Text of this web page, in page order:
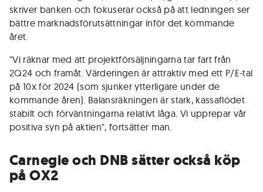
skriver banken och fokuserar också på att ledningen ser
bättre marknadsförutsättningar inför det kommande
året.
"Vi räknar med att projektförsäljningarna tar fart från
2Q24 och framåt. Värderingen är attraktiv med ett P/E-tal
på 10x för 2024 (som sjunker ytterligare under de
kommande åren). Balansräkningen är stark, kassaflödet
stabilt och förväntningarna relativt låga. Vi upprepar vår
positiva syn på aktien", fortsätter man.
Carnegie och DNB sätter också köp
på OX2